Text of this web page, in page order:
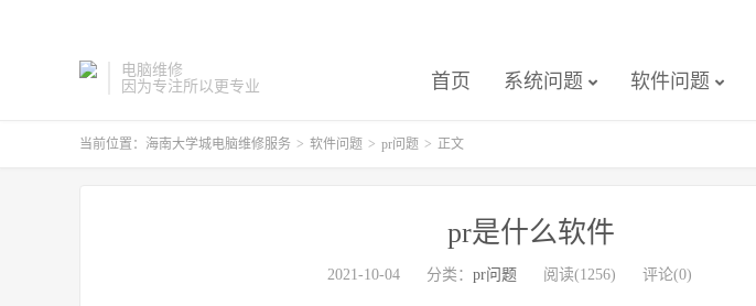
电脑维修
因为专注所以更专业
首页 系统问题 软件问题
当前位置： 海南大学城电脑维修服务 > 软件问题 > pr问题 > 正文
pr是什么软件
2021-10-04 分类： pr问题 阅读(1256) 评论(0)